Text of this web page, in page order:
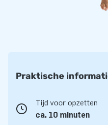
op een team dat met je
Praktische
Tijd voor opzetten
ca. 10 minuten